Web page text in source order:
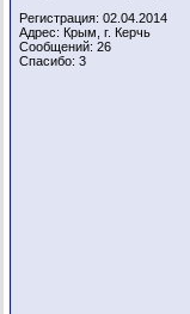
Регистрация: 02.04.2014
Адрес: Крым, г. Керчь
Сообщений: 26
Спасибо: 3